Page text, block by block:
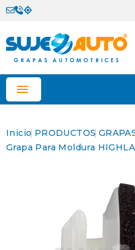

Inicio PRODUCTOS
Grapa Para Moldura